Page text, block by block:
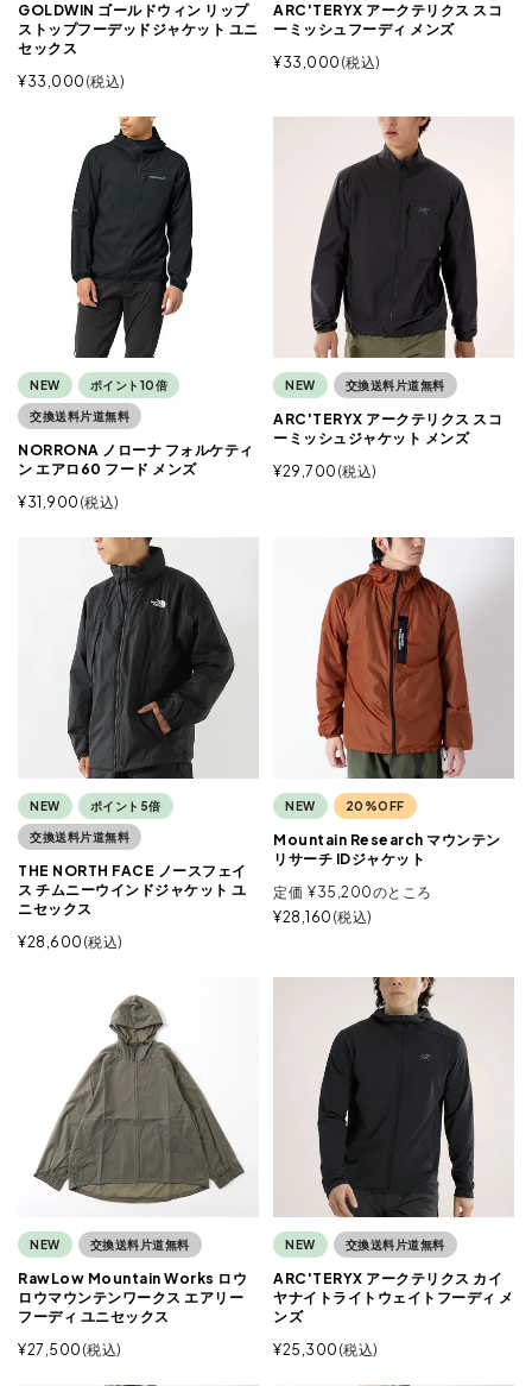
GOLDWIN ゴールドウィン リップ
ストップフーデッドジャケット ユニ
セックス
¥33,000 税込
ARC'TERYX アークテリクス スコ
ーミッシュフーディ メンズ
¥33,000 税込
NEW ポイント10倍
交換送料片道無料
NORRONA ノローナ フォルケティ
ン エアロ60 フード メンズ
¥31,900 税込
NEW 交換送料片道無料
ARC'TERYX アークテリクス スコ
ーミッシュジャケット メンズ
¥29,700 税込
NEW ポイント5倍
交換送料片道無料
THE NORTH FACE ノースフェイ
ス チムニーウインドジャケット ユ
ニセックス
¥28,600 税込
NEW 20%OFF
Mountain Research マウンテン
リサーチ IDジャケット
定価 ¥35,200のところ
¥28,160 税込
NEW 交換送料片道無料
RawLow Mountain Works ロウ
ロウマウンテンワークス エアリー
フーディ ユニセックス
¥27,500 税込
NEW 交換送料片道無料
ARC'TERYX アークテリクス カイ
ヤナイトライトウェイトフーディ メ
ンズ
¥25,300 税込